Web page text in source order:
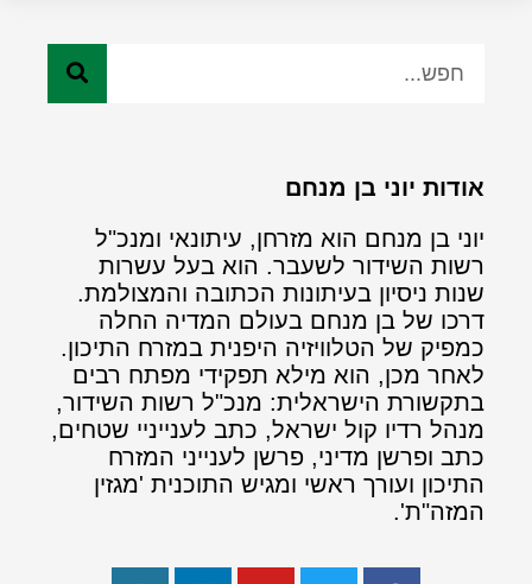
אודות יוני בן מנחם
יוני בן מנחם הוא מזרחן, עיתונאי ומנכ"ל
רשות השידור לשעבר. הוא בעל עשרות
שנות ניסיון בעיתונות הכתובה והמצולמת.
דרכו של בן מנחם בעולם המדיה החלה
כמפיק של הטלוויזיה היפנית במזרח התיכון.
לאחר מכן, הוא מילא תפקידי מפתח רבים
בתקשורת הישראלית: מנכ"ל רשות השידור,
מנהל רדיו קול ישראל, כתב לענייניי שטחים,
כתב ופרשן מדיני, פרשן לענייני המזרח
התיכון ועורך ראשי ומגיש התוכנית 'מגזין
המזה"ת'.